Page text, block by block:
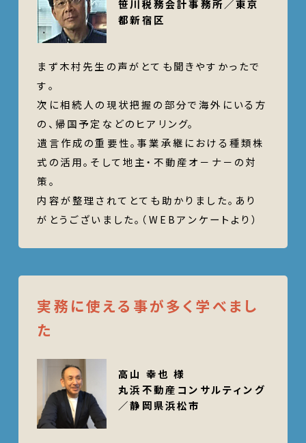
笹川税務会計事務所／東京
都新宿区
まず木村先生の声がとても聞きやすかったで
す｡
次に相続人の現状把握の部分で海外にいる方
の、帰国予定などのヒアリング。
遺言作成の重要性。事業承継における種類株
式の活用。そして地主・不動産オ－ナ－の対
策。
内容が整理されてとても助かりました。あり
がとうございました。（WEBアンケートより）
実務に使える事が多く学べまし
た
高山 幸也 様
丸浜不動産コンサルティング
／静岡県浜松市